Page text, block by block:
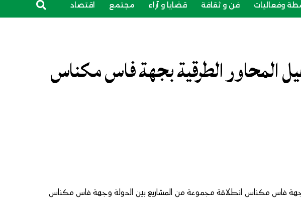
وفعاليات فن و ثقافة قضايا و آراء مجتمع اقتصاد
11 دجنبر 2020 بمقر ولاية جهة فاس مكناس انطلاقة مجموعة من المشاريع بين الدولة وجهة فاس مكناس